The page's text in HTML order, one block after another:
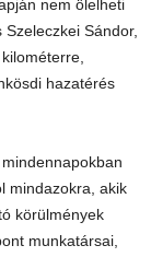
nem ölelheti
Sándor,
hazatérés
mindazokra, akik
körülmények
munkatársai,